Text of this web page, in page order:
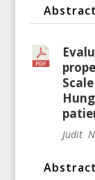
Abstract
Judit
Abstract